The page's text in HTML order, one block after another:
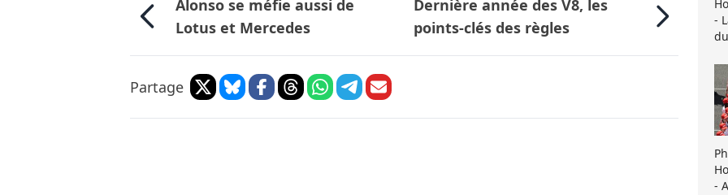
Alonso se méfie aussi de
Lotus et Mercedes
Dernière année des V8, les
points-clés des règles
Partage
-
-